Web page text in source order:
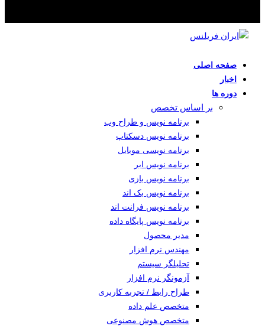
صفحه اصلی
اخبار
دوره ها
بر اساس تخصص
برنامه نویس و طراح وب
برنامه نویس دسکتاپ
برنامه نویسی موبایل
برنامه نویس ابر
برنامه نویس بازی
برنامه نویس بک اند
برنامه نویس فرانت اند
برنامه نویس پایگاه داده
مدیر محصول
مهندس نرم افزار
تحلیلگر سیستم
آزمونگر نرم افزار
طراح رابط / تجربه کاربری
متخصص علم داده
متخصص هوش مصنوعی